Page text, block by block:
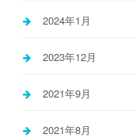
2024年1月
2023年12月
2021年9月
2021年8月